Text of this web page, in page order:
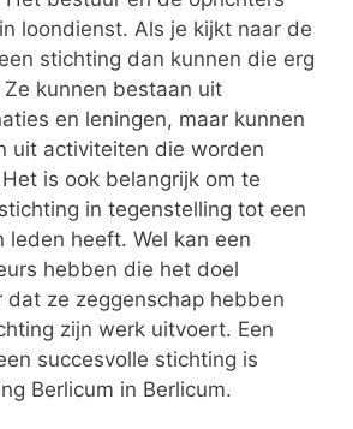
loondienst. Als je kijkt naar de
stichting dan kunnen die erg
kunnen bestaan uit
en leningen, maar kunnen
uit activiteiten die worden
is ook belangrijk om te
in tegenstelling tot een
leden heeft. Wel kan een
hebben die het doel
dat ze zeggenschap hebben
zijn werk uitvoert. Een
succesvolle stichting is
Berlicum in Berlicum.